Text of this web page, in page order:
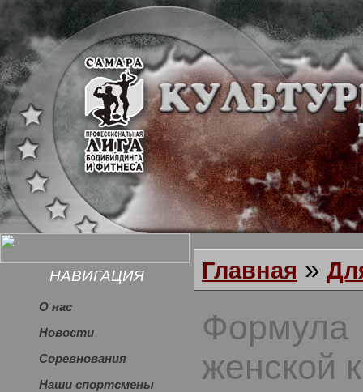
НАВИГАЦИЯ
О нас
Новости
Соревнования
Наши спортсмены
Главная »
Формула
женской